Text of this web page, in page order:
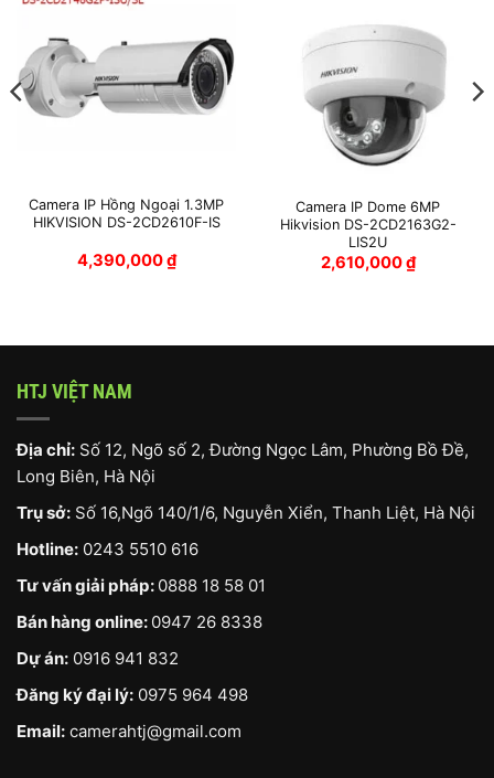
Camera IP Hồng Ngoại 1.3MP
HIKVISION DS-2CD2610F-IS
4,390,000₫
Camera IP Dome 6MP
Hikvision DS-2CD2163G2-
LIS2U
2,610,000₫
HTJ VIỆT NAM
Địa chỉ: Số 12, Ngõ số 2, Đường Ngọc Lâm, Phường Bồ Đề,
Long Biên, Hà Nội
Trụ sở: Số 16,Ngõ 140/1/6, Nguyễn Xiển, Thanh Liệt, Hà Nội
Hotline: 0243 5510 616
Tư vấn giải pháp: 0888 18 58 01
Bán hàng online: 0947 26 8338
Dự án: 0916 941 832
Đăng ký đại lý: 0975 964 498
Email: camerahtj@gmail.com